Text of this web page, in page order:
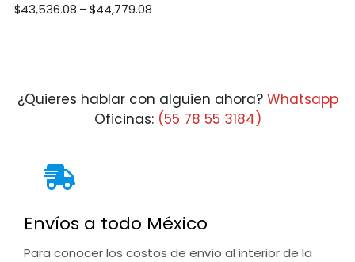
$43,536.08 – $44,779.08Price
¿Quieres hablar con alguien ahora? Whatsapp
Oficinas: (55 78 55 3184)
Envíos a todo México
Para conocer los costos de envío al interior de la